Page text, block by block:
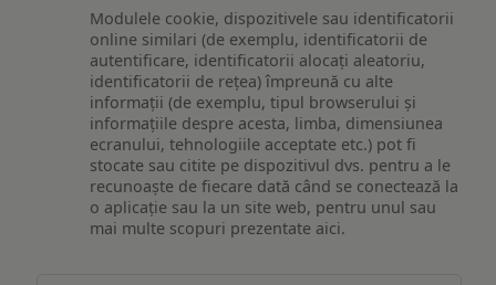
Modulele cookie, dispozitivele sau identificatorii
online similari (de exemplu, identificatorii de
autentificare, identificatorii alocați aleatoriu,
identificatorii de rețea) împreună cu alte
informații (de exemplu, tipul browserului și
informațiile despre acesta, limba, dimensiunea
ecranului, tehnologiile acceptate etc.) pot fi
stocate sau citite pe dispozitivul dvs. pentru a le
recunoaște de fiecare dată când se conectează la
o aplicație sau la un site web, pentru unul sau
mai multe scopuri prezentate aici.